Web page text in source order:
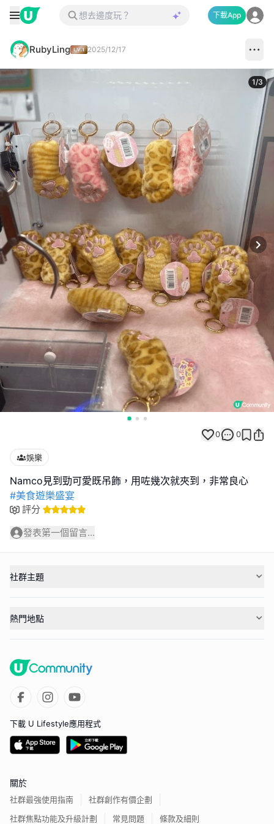
下載App
RubyLing 2025/12/17
1/3
0 0
娛樂
#美食遊樂盛宴
評分
發表第一個留言...
社群主題
熱門地點
下載 U Lifestyle應用程式
關於
社群最強使用指南
社群創作有價企劃
社群焦點功能及升級計劃
常見問題 條款及細則